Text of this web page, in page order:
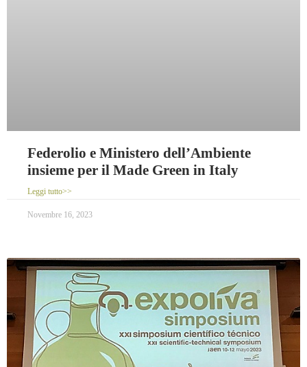
Federolio e Ministero dell’Ambiente
insieme per il Made Green in Italy
Leggi tutto>>
Novembre 16, 2023